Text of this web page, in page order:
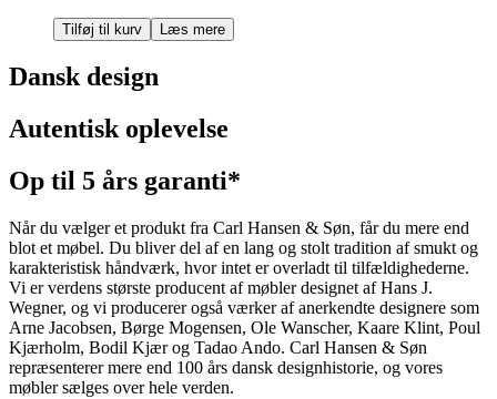
Tilføj til kurv Læs mere
Dansk design
Autentisk oplevelse
Op til 5 års garanti*
Når du vælger et produkt fra Carl Hansen & Søn, får du mere end
blot et møbel. Du bliver del af en lang og stolt tradition af smukt og
karakteristisk håndværk, hvor intet er overladt til tilfældighederne.
Vi er verdens største producent af møbler designet af Hans J.
Wegner, og vi producerer også værker af anerkendte designere som
Arne Jacobsen, Børge Mogensen, Ole Wanscher, Kaare Klint, Poul
Kjærholm, Bodil Kjær og Tadao Ando. Carl Hansen & Søn
repræsenterer mere end 100 års dansk designhistorie, og vores
møbler sælges over hele verden.